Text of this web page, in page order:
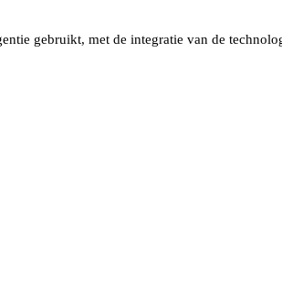
gebruikt, met de integratie van de